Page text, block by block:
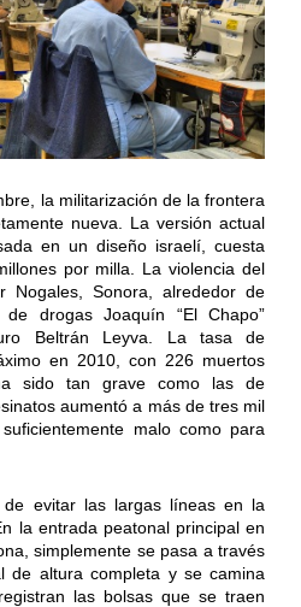
la militarización de la frontera
nueva. La versión actual
en un diseño israelí, cuesta
por milla. La violencia del
Nogales, Sonora, alrededor de
drogas Joaquín “El Chapo”
Beltrán Leyva. La tasa de
en 2010, con 226 muertos
sido tan grave como las de
aumentó a más de tres mil
malo como para
evitar las largas líneas en la
la entrada peatonal principal en
simplemente se pasa a través
de altura completa y se camina
las bolsas que se traen